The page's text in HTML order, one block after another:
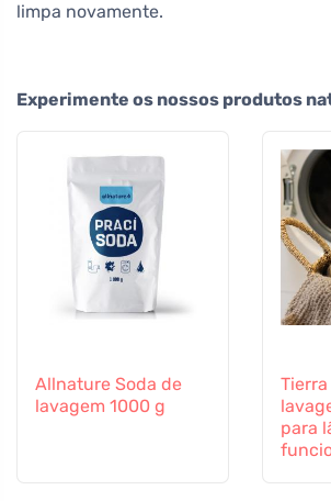
limpa novamente.
Experimente os nossos produtos
Allnature Soda de
lavagem 1000 g
Tierra
para